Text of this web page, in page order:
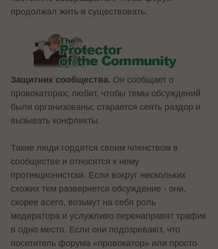
продолжал жить и существовать.
Защитник сообщества. Он сообщает о
провокаторах; любит, чтобы темы обсуждений
были организованы; старается сеять раздор и
вызывать конфликты.
Такие люди гордятся своим членством в
сообществе и относятся к нему
протекционистски. Если вокруг нескольких
схожих тем развернется обсуждение - они,
скорее всего, возьмут на себя роль
модератора и услужливо перенаправят трафик
в одно место. Если они подозревают, что
посетитель форума «провокатор» или просто